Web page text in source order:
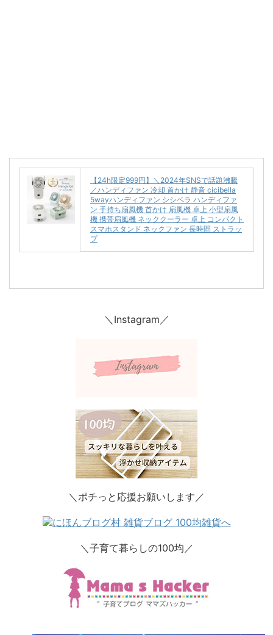
【24h限定999円】＼2024年SNSで話題沸騰
／ハンディファン 冷却 首かけ 静音 cicibella
5wayハンディファン シシベラ ハンディファ
ン 手持ち扇風機 首かけ 扇風機 卓上 小型扇風
機 携帯扇風機 ネッククーラー 卓上 コンパクト
スマホスタンド ネックファン 長時間 ストラッ
プ
＼Instagram／
＼ポチっと応援お願いします／
＼子育て暮らしの100均／